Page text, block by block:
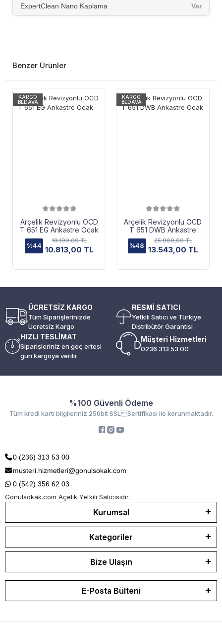
ExpertClean Nano Kaplama Var
Benzer Ürünler
KARGO
BEDAVA
Arçelik Revizyonlu OCD
T 651 EG Ankastre Ocak
%44
19.199,00 TL
10.813,00 TL
KARGO
BEDAVA
Arçelik Revizyonlu OCD
T 651 DWB Ankastre
Ocak
%48
25.999,00 TL
13.543,00 TL
ÜCRETSİZ KARGO
Tüm Siparişlerinizde
Ücretsiz Kargo
RESMİ SATICI
Yetkili Satıcı ve Türkiye
Distribütör Garantisi
HIZLI TESLİMAT
Siparişleriniz en geç ertesi
gün kargoya verilir
Müşteri Hizmetleri
0236 313 53 00
%100 Güvenli Ödeme
Tüm kredi kartı bilgileriniz 256bit SSLSertifikası ile korunmaktadır.
0 (236) 313 53 00
musteri.hizmetleri@gonulsokak.com
0 (542) 356 62 03
Gonulsokak.com Açelik Yetkili Satıcısıdır.
Kurumsal
Kategoriler
Bize Ulaşın
E-Posta Bülteni